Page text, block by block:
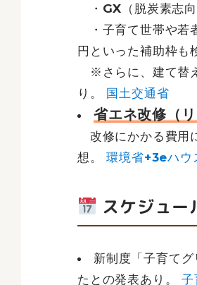
・GX（脱炭素志
・子育て世帯や若
円といった補助枠も
※さらに、建て替
り。 国土交通省
省エネ改修（リ
改修にかかる費用
想。環境省+3eハウ
スケジュー
新制度「子育て
たとの発表あり。子